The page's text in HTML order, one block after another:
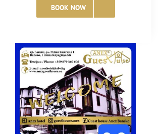
BOOK NOW